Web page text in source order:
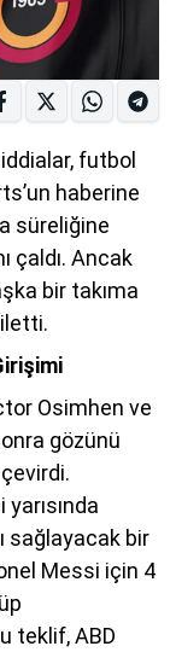
futbol
haberine
süreliğine
çaldı. Ancak
bir takıma
Osimhen ve
gözünü
sağlayacak bir
Messi için 4
teklif, ABD